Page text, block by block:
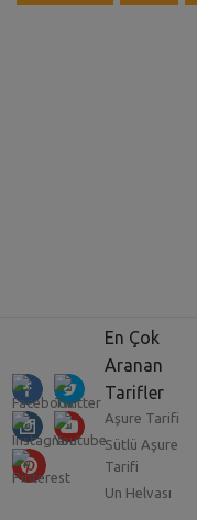
En Çok
Aranan
Tarifler
Aşure Tarifi
Sütlü Aşure
Tarifi
Un Helvası